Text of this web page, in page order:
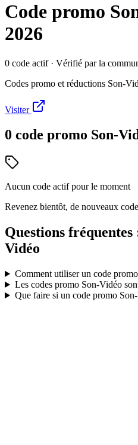
Code promo
2026
0 code actif· Vérifié par la
Codes promo et réductions Son-
Visiter
0 code promo Son-
Aucun code actif pour le moment
Revenez bientôt, de nouveaux
Questions
Vidéo
Comment utiliser un code promo
Les codes promo Son-Vidéo
Que faire si un code promo